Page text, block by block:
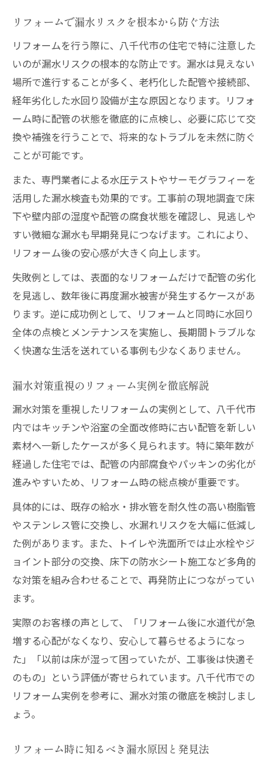
リフォームと同時に行う効果的な漏水対策
漏水が多い箇所とリフォームでの補強ポイ
ント
リフォームで実現する水質向上と安全対策
専門業者のリフォームが漏水防止に強い理
由
リフォーム時の水道配管点検が重要な理由
突然の漏水も安心できる住まい作りの秘訣
リフォームで安心を確保するメンテナンス
術
突発的な漏水に備えるリフォームのポイン
ト
リフォーム後も続く水回りの安心サポート
リフォーム業者選びで漏水リスクを減らす
方法
漏水時の責任範囲を明確にする契約のポイ
ント
水回りの悩みはリフォームで徹底サポート
リフォームで水回りの老朽化を徹底改善
水回りリフォーム時のトラブル防止策とは
専門業者によるリフォームの安心ポイント
水漏れ対策を兼ねた最新リフォーム事例紹
介
リフォームで叶う水回りの長期安心対策
リフォーム経験者が語る漏水対処の実践法
リフォーム経験者推奨の漏水対策ポイント
実体験から学ぶリフォーム後の注意点とは
リフォーム経験談で知る漏水防止のコツ
リフォーム時に役立つ漏水チェックリスト
法
水道トラブル改善に向けた今すぐできる方法
リフォーム前にできる簡単な漏水点検方法
水道トラブル時のリフォーム相談が安心の
リフォーム時に大切な水質管理のポイント
リフォームで漏水リスクを根本から防ぐ方法
リフォームを行う際に、八千代市の住宅で特に注意した
いのが漏水リスクの根本的な防止です。漏水は見えない
場所で進行することが多く、老朽化した配管や接続部、
経年劣化した水回り設備が主な原因となります。リフォ
ーム時に配管の状態を徹底的に点検し、必要に応じて交
換や補強を行うことで、将来的なトラブルを未然に防ぐ
ことが可能です。
また、専門業者による水圧テストやサーモグラフィーを
活用した漏水検査も効果的です。工事前の現地調査で床
下や壁内部の湿度や配管の腐食状態を確認し、見逃しや
すい微細な漏水も早期発見につなげます。これにより、
リフォーム後の安心感が大きく向上します。
失敗例としては、表面的なリフォームだけで配管の劣化
を見逃し、数年後に再度漏水被害が発生するケースがあ
ります。逆に成功例として、リフォームと同時に水回り
全体の点検とメンテナンスを実施し、長期間トラブルな
く快適な生活を送れている事例も少なくありません。
漏水対策重視のリフォーム実例を徹底解説
漏水対策を重視したリフォームの実例として、八千代市
内ではキッチンや浴室の全面改修時に古い配管を新しい
素材へ一新したケースが多く見られます。特に築年数が
経過した住宅では、配管の内部腐食やパッキンの劣化が
進みやすいため、リフォーム時の総点検が重要です。
具体的には、既存の給水・排水管を耐久性の高い樹脂管
やステンレス管に交換し、水漏れリスクを大幅に低減し
た例があります。また、トイレや洗面所では止水栓やジ
ョイント部分の交換、床下の防水シート施工など多角的
な対策を組み合わせることで、再発防止につながってい
ます。
実際のお客様の声として、「リフォーム後に水道代が急
増する心配がなくなり、安心して暮らせるようになっ
た」「以前は床が湿って困っていたが、工事後は快適そ
のもの」という評価が寄せられています。八千代市での
リフォーム実例を参考に、漏水対策の徹底を検討しまし
ょう。
リフォーム時に知るべき漏水原因と発見法